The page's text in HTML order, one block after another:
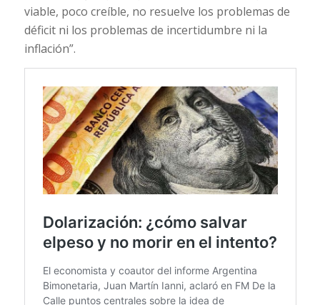
viable, poco creíble, no resuelve los problemas de
déficit ni los problemas de incertidumbre ni la
inflación”.